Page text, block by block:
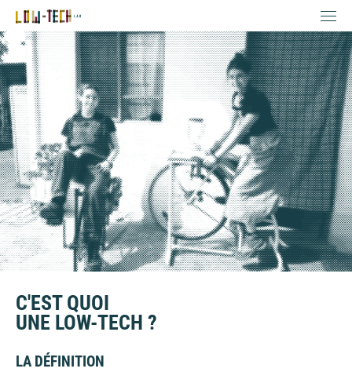
C'EST QUOI
UNE LOW-TECH ?
LA DÉFINITION